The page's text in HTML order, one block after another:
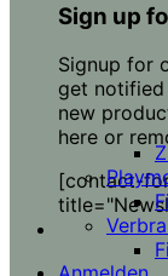
Sign up
Signup for
get notified
new
here or
[contact-